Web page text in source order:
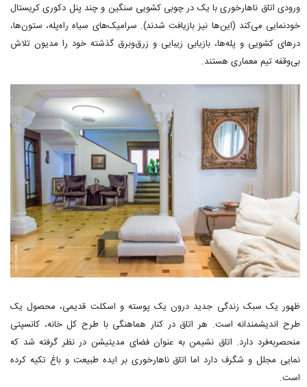
ورودی اتاق ناهارخوری با یک در چوبی کشویی سنگین و چند پنل دکوری کریستال
خودنمایی می‌کند (این‌ها نیز بازیافت شدند). سرامیک‌های سیاه راه‌پله، ستون‌ها،
درهای کشویی و پله‌ها، بازیابی زیبایی و زرق‌وبرق گذشته خود را مدیون تلاش
بی‌وقفه تیم معماری هستند.
ظهور یک سبک زندگی جدید درون یک پوسته و اسکلت قدیمی، محصول یک
طرح اندیشمندانه است. هر اتاق در کنار هماهنگی با طرح کل خانه، کانسپتی
منحصربه‌فرد دارد. اتاق نشیمن به عنوان فضای مدیتیشن در نظر گرفته شد که
نمایی مجلل و شگرف دارد اما اتاق ناهارخوری بر ایده طبیعت و باغ تکیه کرده
است.